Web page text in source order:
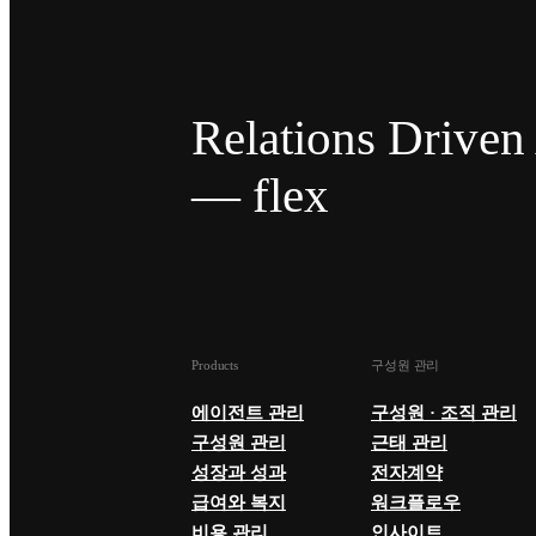
Relations
— flex
Products
에이전트 관리
구성원 관리
성장과 성과
급여와 복지
비용 관리
구성원 관리
구성원 · 조직 관리
근태 관리
전자계약
워크플로우
인사이트